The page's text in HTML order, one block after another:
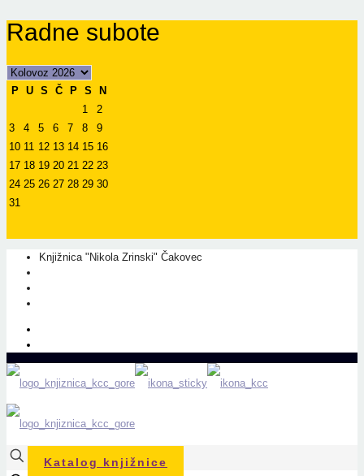
Radne subote
P U S Č P S
N
1
2
3
4 5 6 7 8
9
10 11 12 13 14 15 16
17 18 19 20 21 22 23
24 25 26 27 28 29 30
31
Knjižnica "Nikola Zrinski" Čakovec
Katalog knjižnice